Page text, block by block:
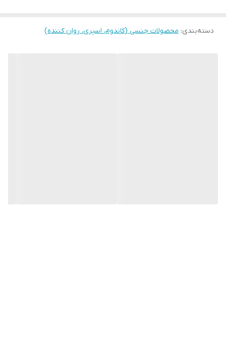
دسته‌بندی: محصولات جنسی (کاندوم، اسپری، روان کننده)